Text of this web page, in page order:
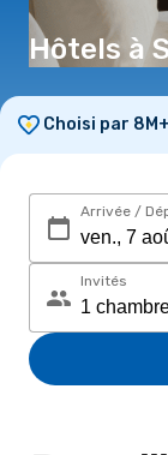
Hôtels à
Choisi par
Arrivée /
Invités